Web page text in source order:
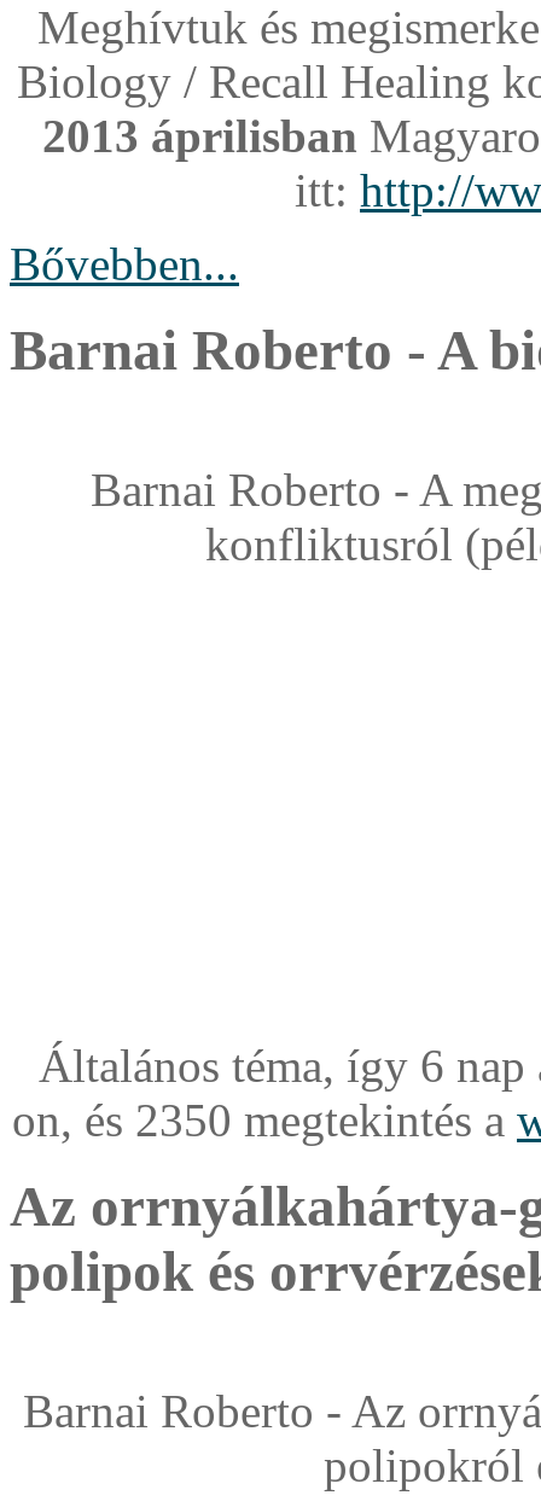
Meghívtuk és
Biology / Recall Healing
2013 áprilisban
itt: http://
Bővebben...
Barnai Roberto - A
Barnai Roberto - A
konfliktusról
Általános téma, így 6 nap
on, és 2350 megtekintés a
Az orrnyálkahártya-
polipok és
Barnai Roberto - Az
polipokról